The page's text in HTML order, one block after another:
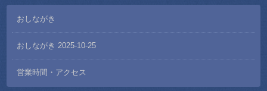
おしながき
おしながき 2025-10-25
営業時間・アクセス